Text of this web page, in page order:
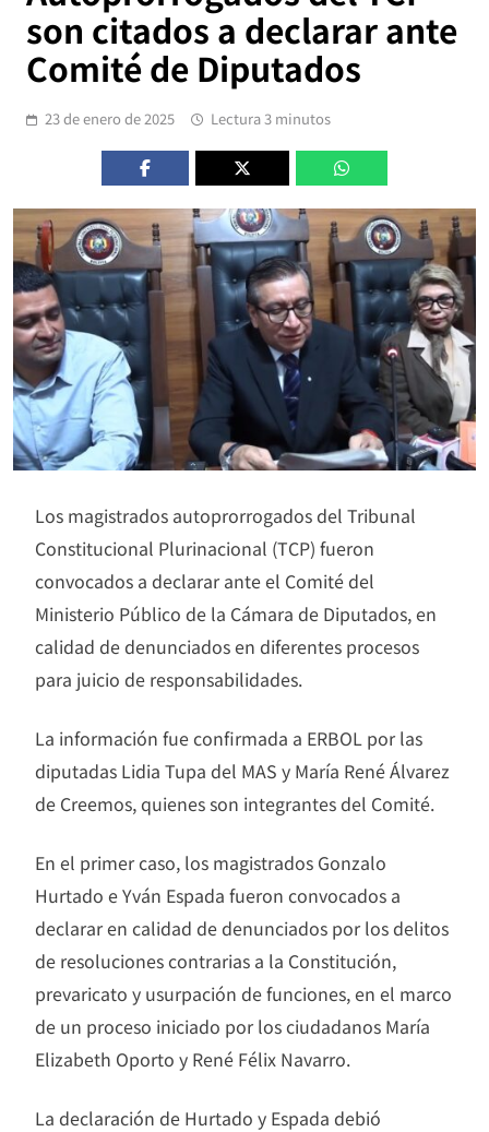
son citados a declarar ante
Comité de Diputados
23 de enero de 2025 Lectura 3 minutos
Los magistrados autoprorrogados del Tribunal
Constitucional Plurinacional (TCP) fueron
convocados a declarar ante el Comité del
Ministerio Público de la Cámara de Diputados, en
calidad de denunciados en diferentes procesos
para juicio de responsabilidades.
La información fue confirmada a ERBOL por las
diputadas Lidia Tupa del MAS y María René Álvarez
de Creemos, quienes son integrantes del Comité.
En el primer caso, los magistrados Gonzalo
Hurtado e Yván Espada fueron convocados a
declarar en calidad de denunciados por los delitos
de resoluciones contrarias a la Constitución,
prevaricato y usurpación de funciones, en el marco
de un proceso iniciado por los ciudadanos María
Elizabeth Oporto y René Félix Navarro.
La declaración de Hurtado y Espada debió